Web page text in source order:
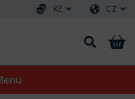
Kč CZ